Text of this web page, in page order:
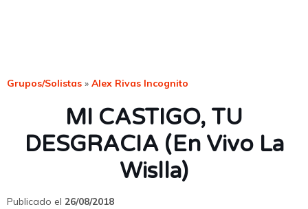
Grupos/Solistas » Alex Rivas Incognito
MI CASTIGO, TU
DESGRACIA (En Vivo La
Wislla)
Publicado el 26/08/2018